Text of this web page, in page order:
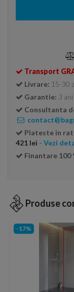
Transport
Livrare: 15-30
Garantie: 3 ani
Consultanta
Plateste in
421 lei - Vezi
Finantare 100
Produse
-17%